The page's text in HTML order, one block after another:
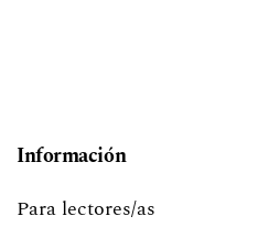
Información
Para lectores/as